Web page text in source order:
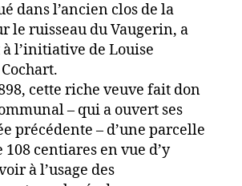
dans l’ancien clos de la
le ruisseau du Vaugerin, a
l’initiative de Louise
cette riche veuve fait don
– qui a ouvert ses
précédente – d’une parcelle
centiares en vue d’y
à l’usage des